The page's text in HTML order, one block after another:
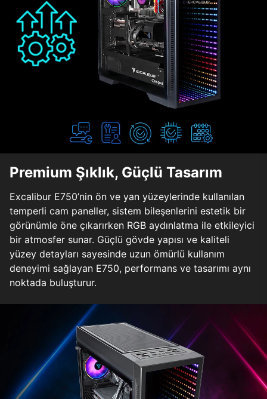
Premium Şıklık, Güçlü Tasarım
Excalibur E750’nin ön ve yan yüzeylerinde kullanılan
temperli cam paneller, sistem bileşenlerini estetik bir
görünümle öne çıkarırken RGB aydınlatma ile etkileyici
bir atmosfer sunar. Güçlü gövde yapısı ve kaliteli
yüzey detayları sayesinde uzun ömürlü kullanım
deneyimi sağlayan E750, performans ve tasarımı aynı
noktada buluşturur.